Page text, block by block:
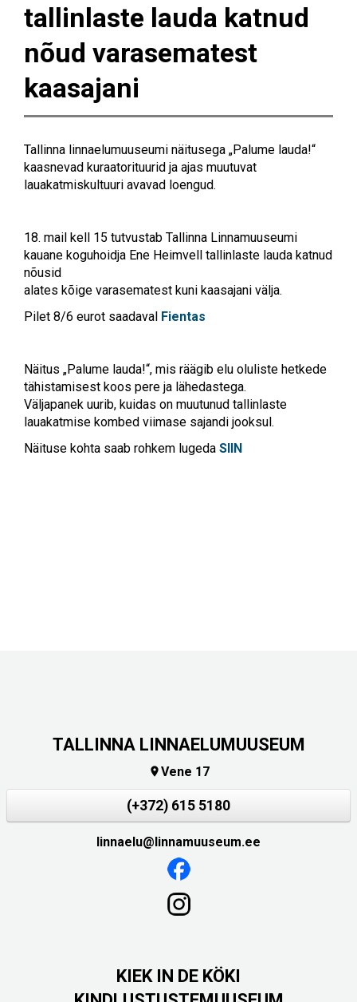
tallinlaste lauda katnud
nõud varasematest
kaasajani
Tallinna linnaelumuuseumi näitusega „Palume lauda!“
kaasnevad kuraatorituurid ja ajas muutuvat
lauakatmiskultuuri avavad loengud.
18. mail kell 15 tutvustab Tallinna Linnamuuseumi
kauane koguhoidja Ene Heimvell tallinlaste lauda katnud
nõusid
alates kõige varasematest kuni kaasajani välja.
Pilet 8/6 eurot saadaval Fientas
Näitus „Palume lauda!“, mis räägib elu oluliste hetkede
tähistamisest koos pere ja lähedastega.
Väljapanek uurib, kuidas on muutunud tallinlaste
lauakatmise kombed viimase sajandi jooksul.
Näituse kohta saab rohkem lugeda SIIN
TALLINNA LINNAELUMUUSEUM
Vene 17
(+372) 615 5180
linnaelu@linnamuuseum.ee
KIEK IN DE KÖKI